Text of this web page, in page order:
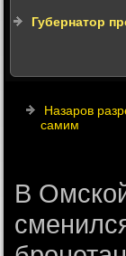
Губернатор
Назаров
самим
В